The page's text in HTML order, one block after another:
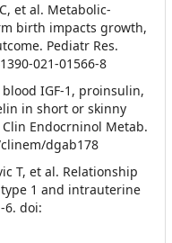
et al. Metabolic-
birth impacts growth,
Pediatr Res.
021-01566-8
IGF-1, proinsulin,
in short or skinny
Endocrninol Metab.
clinem/dgab178
T, et al. Relationship
1 and intrauterine
6. doi: